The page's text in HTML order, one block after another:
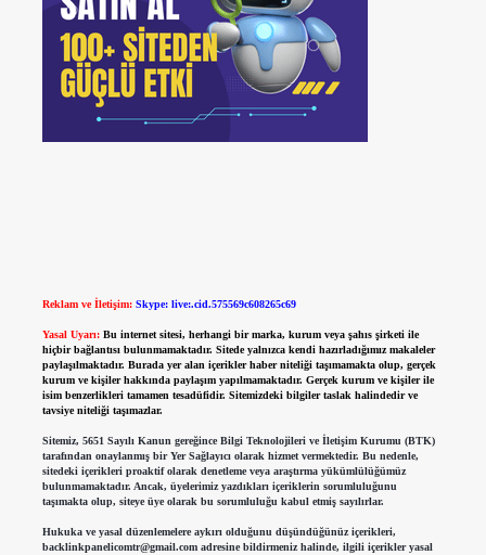
Reklam ve İletişim: Skype: live:.cid.575569c608265c69
Yasal Uyarı: Bu internet sitesi, herhangi bir marka, kurum veya şahıs şirketi ile
hiçbir bağlantısı bulunmamaktadır. Sitede yalnızca kendi hazırladığımız makaleler
paylaşılmaktadır. Burada yer alan içerikler haber niteliği taşımamakta olup, gerçek
kurum ve kişiler hakkında paylaşım yapılmamaktadır. Gerçek kurum ve kişiler ile
isim benzerlikleri tamamen tesadüfidir. Sitemizdeki bilgiler taslak halindedir ve
tavsiye niteliği taşımazlar.
Sitemiz, 5651 Sayılı Kanun gereğince Bilgi Teknolojileri ve İletişim Kurumu (BTK)
tarafından onaylanmış bir Yer Sağlayıcı olarak hizmet vermektedir. Bu nedenle,
sitedeki içerikleri proaktif olarak denetleme veya araştırma yükümlülüğümüz
bulunmamaktadır. Ancak, üyelerimiz yazdıkları içeriklerin sorumluluğunu
taşımakta olup, siteye üye olarak bu sorumluluğu kabul etmiş sayılırlar.
Hukuka ve yasal düzenlemelere aykırı olduğunu düşündüğünüz içerikleri,
backlinkpanelicomtr@gmail.comadresine bildirmeniz halinde, ilgili içerikler yasal